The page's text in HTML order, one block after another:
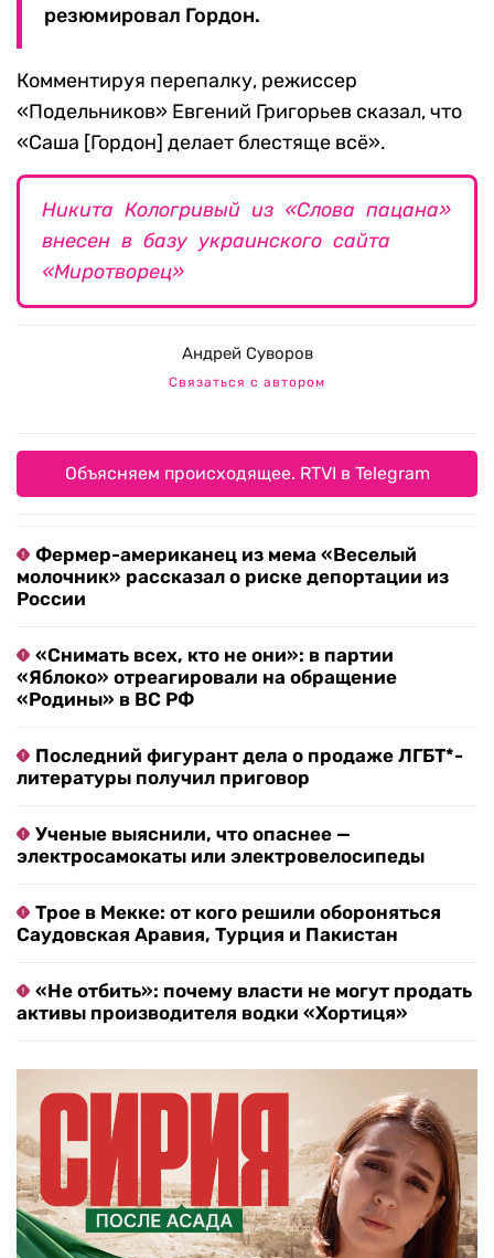
резюмировал Гордон.
Комментируя перепалку, режиссер
«Подельников» Евгений Григорьев сказал, что
«Саша [Гордон] делает блестяще всё».
Никита Кологривый из «Слова пацана»
внесен в базу украинского сайта
«Миротворец»
Андрей Суворов
Связаться с автором
Объясняем происходящее. RTVI в Telegram
Фермер-американец из мема «Веселый
молочник» рассказал о риске депортации из
России
«Снимать всех, кто не они»: в партии
«Яблоко» отреагировали на обращение
«Родины» в ВС РФ
Последний фигурант дела о продаже ЛГБТ*-
литературы получил приговор
Ученые выяснили, что опаснее —
электросамокаты или электровелосипеды
Трое в Мекке: от кого решили обороняться
Саудовская Аравия, Турция и Пакистан
«Не отбить»: почему власти не могут продать
активы производителя водки «Хортиця»